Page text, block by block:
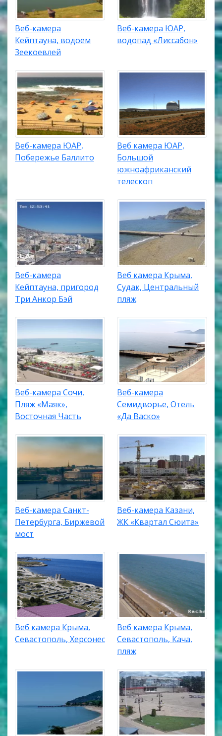
Веб-камера
Кейптауна, водоем
Зеекоевлей
Веб-камера ЮАР,
водопад «Лиссабон»
Веб-камера ЮАР,
Побережье Баллито
Веб камера ЮАР,
Большой
южноафриканский
телескоп
Веб-камера
Кейптауна, пригород
Три Анкор Бэй
Веб камера Крыма,
Судак, Центральный
пляж
Веб-камера Сочи,
Пляж «Маяк»,
Восточная Часть
Веб-камера
Семидворье, Отель
«Да Васко»
Веб-камера Санкт-
Петербурга, Биржевой
мост
Веб-камера Казани,
ЖК «Квартал Сюита»
Веб камера Крыма,
Севастополь, Херсонес
Веб камера Крыма,
Севастополь, Кача,
пляж